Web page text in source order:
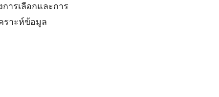
ารเลือกและการ
ราะห์ข้อมูล